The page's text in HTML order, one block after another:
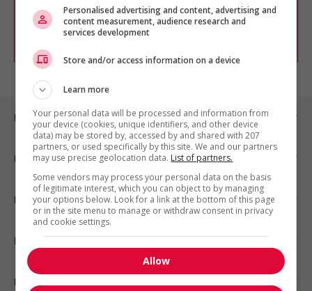
chercher un poste selon votre profil
d'intérêt en emploi en vousinscrivant
comme membre Jobboom.
Emplois par ville
Emplois par secteur
Emplois par statut
Emplois par type
Nos suggestions
Personalised advertising and content, advertising and
content measurement, audience research and
services development
Store and/or access information on a device
Learn more
Your personal data will be processed and information from
your device (cookies, unique identifiers, and other device
data) may be stored by, accessed by and shared with 207
partners, or used specifically by this site. We and our partners
may use precise geolocation data. List of partners.
Some vendors may process your personal data on the basis
of legitimate interest, which you can object to by managing
your options below. Look for a link at the bottom of this page
or in the site menu to manage or withdraw consent in privacy
and cookie settings.
Allow